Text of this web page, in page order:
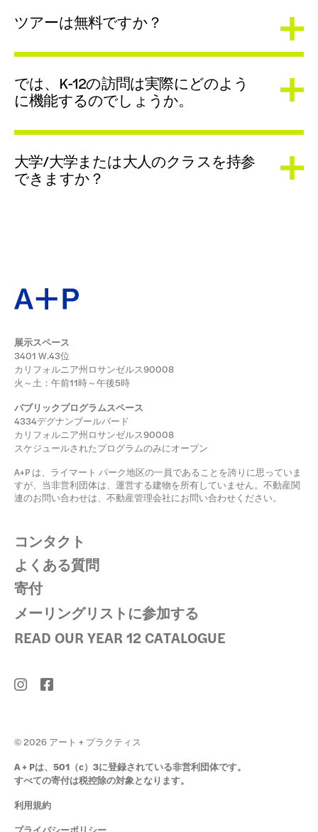
ツアーは無料ですか？
では、K-12の訪問は実際にどのよう
に機能するのでしょうか。
大学/大学または大人のクラスを持参
できますか？
展示スペース
3401 W.43位
カリフォルニア州ロサンゼルス90008
火～土：午前11時～午後5時
パブリックプログラムスペース
4334デグナンブールバード
カリフォルニア州ロサンゼルス90008
スケジュールされたプログラムのみにオープン
A+P は、ライマート パーク地区の一員であることを誇りに思っていま
すが、当非営利団体は、運営する建物を所有していません。不動産関
連のお問い合わせは、不動産管理会社にお問い合わせください。
コンタクト
よくある質問
寄付
メーリングリストに参加する
READ OUR YEAR 12 CATALOGUE
© 2026 アート + プラクティス
A + Pは、501（c）3に登録されている非営利団体です。
すべての寄付は税控除の対象となります。
利用規約